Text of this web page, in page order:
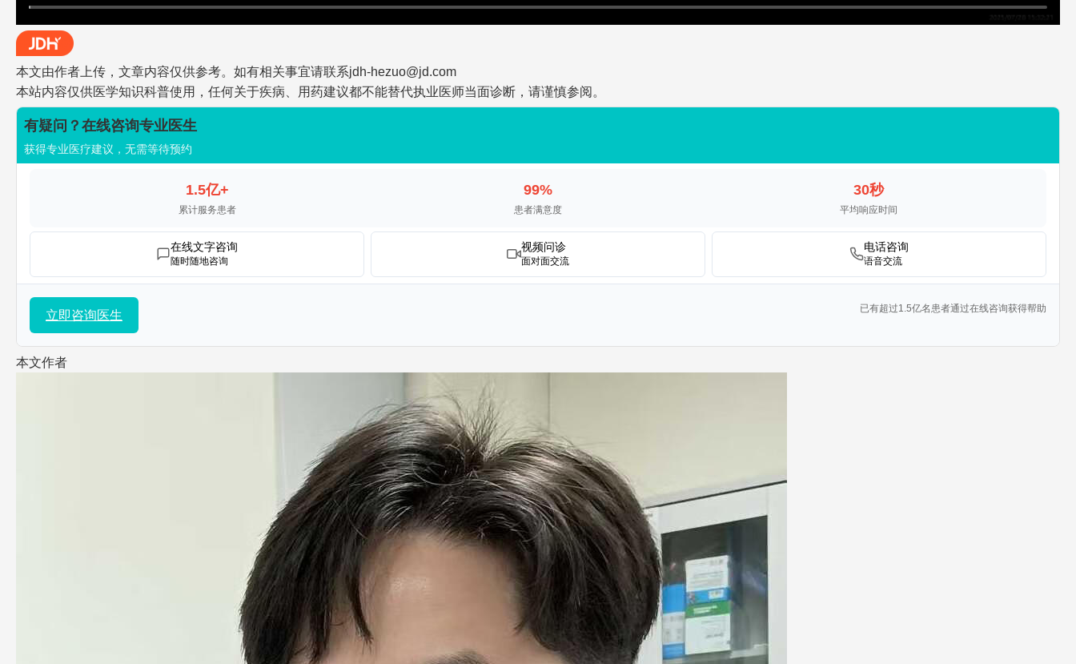
本文由作者上传，文章内容仅供参考。如有相关事宜请联系jdh-hezuo@jd.com
本站内容仅供医学知识科普使用，任何关于疾病、用药建议都不能替代执业医师当面诊断，请谨慎参阅。
有疑问？在线咨询专业医生
获得专业医疗建议，无需等待预约
1.5亿+
累计服务患者
99%
患者满意度
30秒
平均响应时间
在线文字咨询
随时随地咨询
视频问诊
面对面交流
电话咨询
语音交流
立即咨询医生 已有超过1.5亿名患者通过在线咨询获得帮助
本文作者